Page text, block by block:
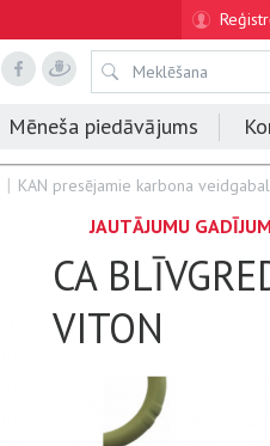
Mēneša piedāvājums
KAN presējamie karbona
JAUTĀJUMU
CA
VITON